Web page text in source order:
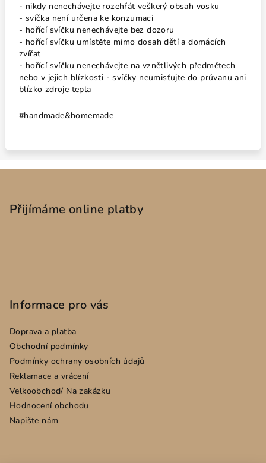
- nikdy nenechávejte rozehřát veškerý obsah vosku
- svíčka není určena ke konzumaci
- hořící svíčku nenechávejte bez dozoru
- hořící svíčku umístěte mimo dosah dětí a domácích
zvířat
- hořící svíčku nenechávejte na vznětlivých předmětech
nebo v jejich blízkosti - svíčky neumisťujte do průvanu ani
blízko zdroje tepla
#handmade&homemade
Přijímáme online platby
Informace pro vás
Doprava a platba
Obchodní podmínky
Podmínky ochrany osobních údajů
Reklamace a vrácení
Velkoobchod/ Na zakázku
Hodnocení obchodu
Napište nám